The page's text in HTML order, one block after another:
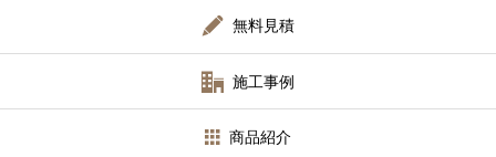
無料見積
施工事例
商品紹介